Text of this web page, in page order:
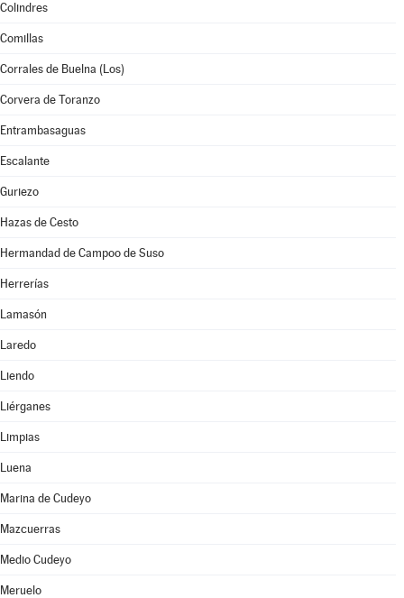
Colindres
Comillas
Corrales de Buelna (Los)
Corvera de Toranzo
Entrambasaguas
Escalante
Guriezo
Hazas de Cesto
Hermandad de Campoo de Suso
Herrerías
Lamasón
Laredo
Liendo
Liérganes
Limpias
Luena
Marina de Cudeyo
Mazcuerras
Medio Cudeyo
Meruelo